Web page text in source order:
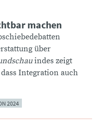
machen
über
indes zeigt
Integration auch
2024